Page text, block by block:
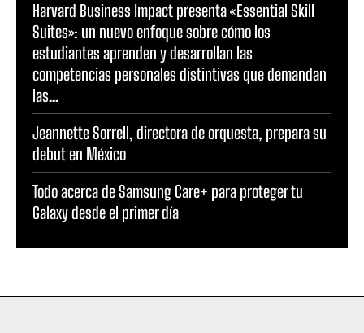
Harvard Business Impact presenta «Essential Skill
Suites»: un nuevo enfoque sobre cómo los
estudiantes aprenden y desarrollan las
competencias personales distintivas que demandan
las...
Jeannette Sorrell, directora de orquesta, prepara su
debut en México
Todo acerca de Samsung Care+ para proteger tu
Galaxy desde el primer día